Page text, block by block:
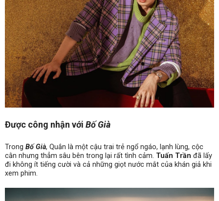
Được công nhận với Bố Già
Trong Bố Già, Quắn là một cậu trai trẻ ngổ ngáo, lạnh lùng, cộc
cằn nhưng thẳm sâu bên trong lại rất tình cảm. Tuấn Trần đã lấy
đi không ít tiếng cười và cả những giọt nước mắt của khán giả khi
xem phim.